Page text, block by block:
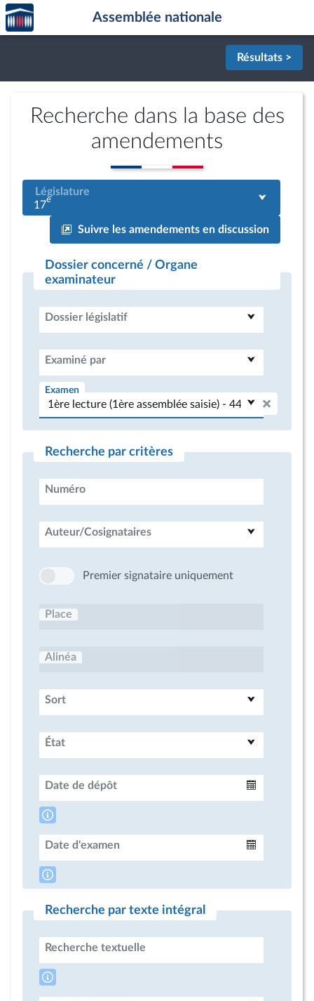
Aller au contenu
Aller en bas de la page
Accèder
à la
page
Assemblée nationale
Résultats >
Recherche dans la base des
amendements
Législature
17e
Suivre les amendements en discussion
Dossier concerné / Organe
examinateur
Dossier législatif
Examiné par
Examen
Recherche par critères
Numéro
Auteur/Cosignataires
Premier signataire uniquement
Place
Alinéa
Sort
État
Date de dépôt
Date d'examen
Recherche par texte intégral
Recherche textuelle